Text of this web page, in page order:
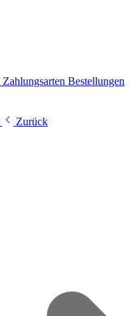
Zahlungsarten Bestellungen
Zurück